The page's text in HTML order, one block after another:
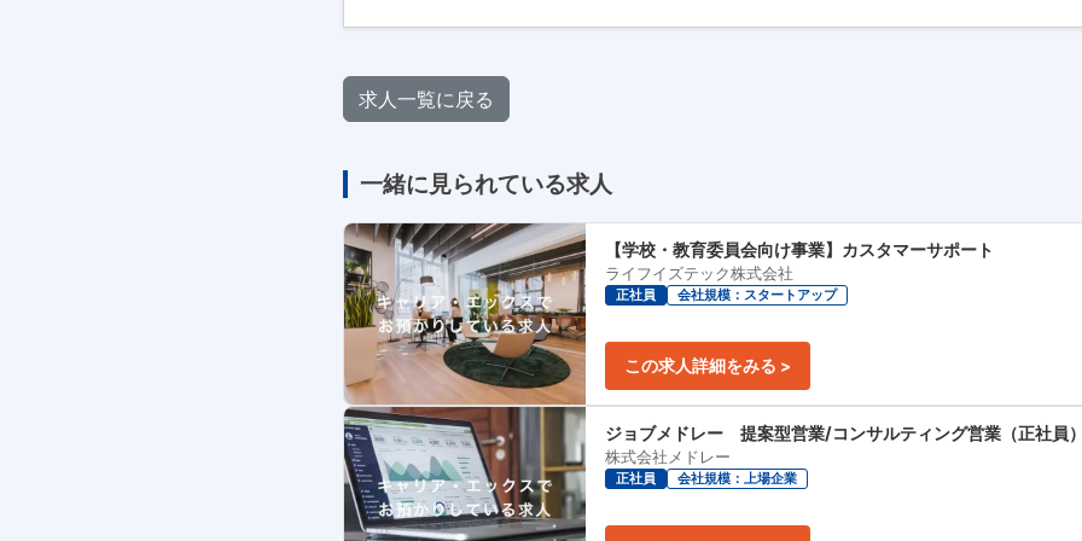
求人一覧に戻る
一緒に見られている求人
【学校・教育委員会向け事業】カスタマーサポート
ライフイズテック株式会社
正社員 会社規模：スタートアップ
この求人詳細をみる >
ジョブメドレー 提案型営業/コンサルティング営業（正社員
株式会社メドレー
正社員 会社規模：上場企業